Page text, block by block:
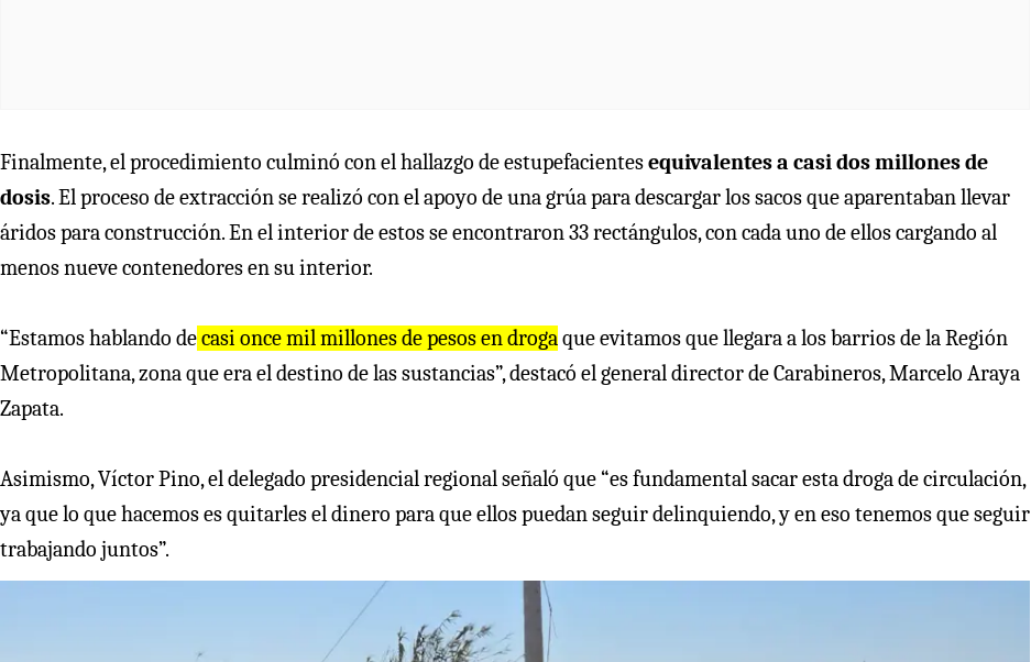
Finalmente, el procedimiento culminó con el hallazgo de estupefacientesequivalentes a casi dos millones de
dosis. El proceso de extracción se realizó con el apoyo de una grúa para descargar los sacos que aparentaban llevar
áridos para construcción. En el interior de estos se encontraron 33 rectángulos, con cada uno de ellos cargando al
menos nueve contenedores en su interior.
“Estamos hablando decasi once mil millones de pesos en drogaque evitamos que llegara a los barrios de la Región
Metropolitana, zona que era el destino de las sustancias”, destacó el general director de Carabineros, Marcelo Araya
Zapata.
Asimismo, Víctor Pino, el delegado presidencial regional señaló que “es fundamental sacar esta droga de circulación,
ya que lo que hacemos es quitarles el dinero para que ellos puedan seguir delinquiendo, y en eso tenemos que seguir
trabajando juntos”.